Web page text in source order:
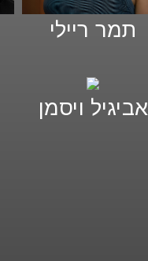
תמר ריילי
אביגיל ויסמן